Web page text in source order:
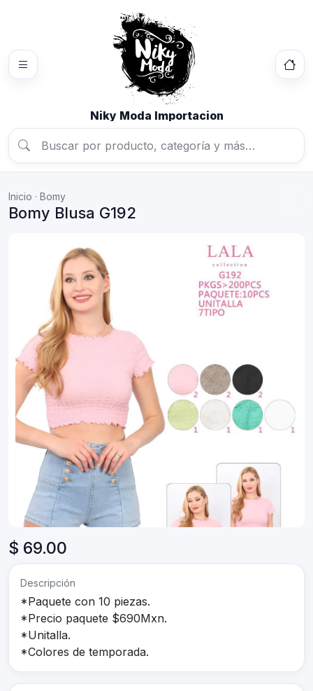
Niky Moda Importacion
Inicio · Bomy
Bomy Blusa G192
$ 69.00
Descripción
*Paquete con 10 piezas.
*Precio paquete $690Mxn.
*Unitalla.
*Colores de temporada.